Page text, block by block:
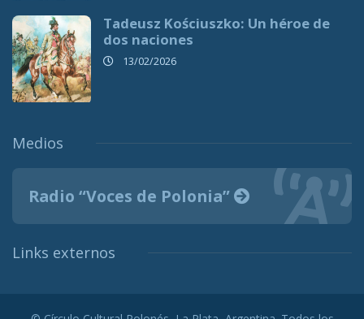
Tadeusz Kościuszko: Un héroe de
dos naciones
13/02/2026
Medios
Radio “Voces de Polonia”
Links externos